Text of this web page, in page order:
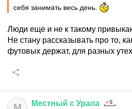
себя занимать весь день.
Люди еще и не к такому
Не стану рассказывать про то,
футовых держат, для разных
Местный с Урала